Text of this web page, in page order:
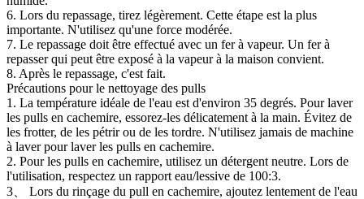
6. Lors du repassage, tirez légèrement. Cette étape est la plus
importante. N'utilisez qu'une force modérée.
7. Le repassage doit être effectué avec un fer à vapeur. Un fer à
repasser qui peut être exposé à la vapeur à la maison convient.
8. Après le repassage, c'est fait.
Précautions pour le nettoyage des pulls
1. La température idéale de l'eau est d'environ 35 degrés. Pour laver
les pulls en cachemire, essorez-les délicatement à la main. Évitez de
les frotter, de les pétrir ou de les tordre. N'utilisez jamais de machine
à laver pour laver les pulls en cachemire.
2. Pour les pulls en cachemire, utilisez un détergent neutre. Lors de
l'utilisation, respectez un rapport eau/lessive de 100:3.
3、 Lors du rinçage du pull en cachemire, ajoutez lentement de l'eau